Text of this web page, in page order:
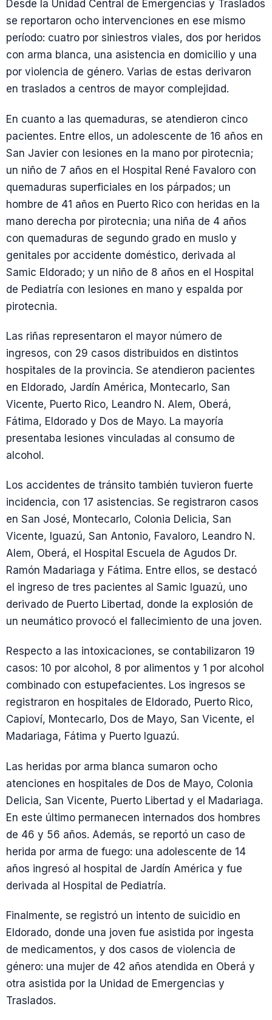
Desde la Unidad Central de Emergencias y Traslados
se reportaron ocho intervenciones en ese mismo
período: cuatro por siniestros viales, dos por heridos
con arma blanca, una asistencia en domicilio y una
por violencia de género. Varias de estas derivaron
en traslados a centros de mayor complejidad.
En cuanto a las quemaduras, se atendieron cinco
pacientes. Entre ellos, un adolescente de 16 años en
San Javier con lesiones en la mano por pirotecnia;
un niño de 7 años en el Hospital René Favaloro con
quemaduras superficiales en los párpados; un
hombre de 41 años en Puerto Rico con heridas en la
mano derecha por pirotecnia; una niña de 4 años
con quemaduras de segundo grado en muslo y
genitales por accidente doméstico, derivada al
Samic Eldorado; y un niño de 8 años en el Hospital
de Pediatría con lesiones en mano y espalda por
pirotecnia.
Las riñas representaron el mayor número de
ingresos, con 29 casos distribuidos en distintos
hospitales de la provincia. Se atendieron pacientes
en Eldorado, Jardín América, Montecarlo, San
Vicente, Puerto Rico, Leandro N. Alem, Oberá,
Fátima, Eldorado y Dos de Mayo. La mayoría
presentaba lesiones vinculadas al consumo de
alcohol.
Los accidentes de tránsito también tuvieron fuerte
incidencia, con 17 asistencias. Se registraron casos
en San José, Montecarlo, Colonia Delicia, San
Vicente, Iguazú, San Antonio, Favaloro, Leandro N.
Alem, Oberá, el Hospital Escuela de Agudos Dr.
Ramón Madariaga y Fátima. Entre ellos, se destacó
el ingreso de tres pacientes al Samic Iguazú, uno
derivado de Puerto Libertad, donde la explosión de
un neumático provocó el fallecimiento de una joven.
Respecto a las intoxicaciones, se contabilizaron 19
casos: 10 por alcohol, 8 por alimentos y 1 por alcohol
combinado con estupefacientes. Los ingresos se
registraron en hospitales de Eldorado, Puerto Rico,
Capioví, Montecarlo, Dos de Mayo, San Vicente, el
Madariaga, Fátima y Puerto Iguazú.
Las heridas por arma blanca sumaron ocho
atenciones en hospitales de Dos de Mayo, Colonia
Delicia, San Vicente, Puerto Libertad y el Madariaga.
En este último permanecen internados dos hombres
de 46 y 56 años. Además, se reportó un caso de
herida por arma de fuego: una adolescente de 14
años ingresó al hospital de Jardín América y fue
derivada al Hospital de Pediatría.
Finalmente, se registró un intento de suicidio en
Eldorado, donde una joven fue asistida por ingesta
de medicamentos, y dos casos de violencia de
género: una mujer de 42 años atendida en Oberá y
otra asistida por la Unidad de Emergencias y
Traslados.